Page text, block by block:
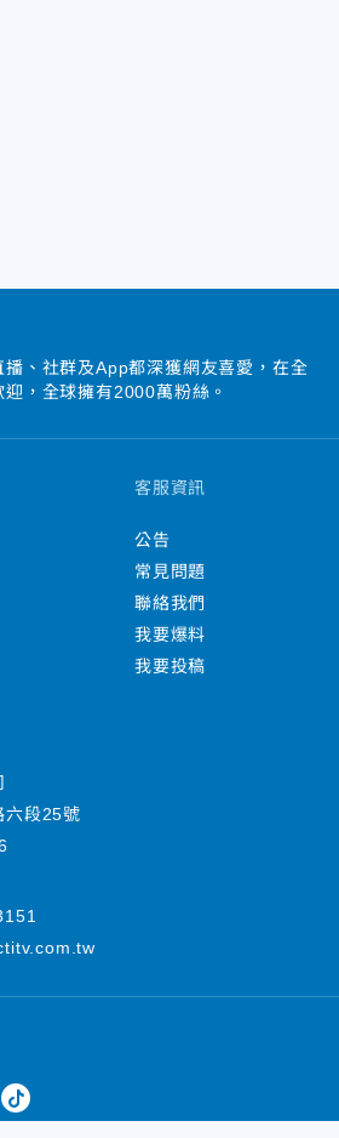
、社群及App都深獲網友喜愛，在全
，全球擁有2000萬粉絲。
客服資訊
公告
常見問題
聯絡我們
我要爆料
我要投稿
六段25號